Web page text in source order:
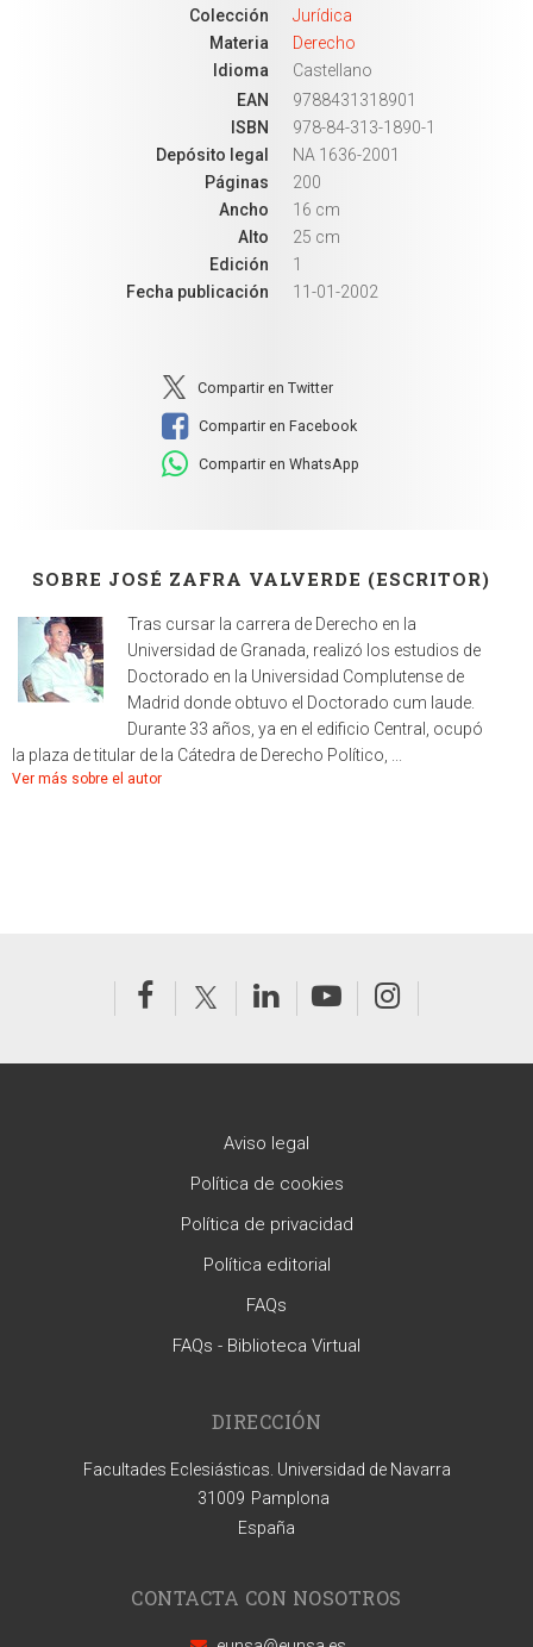
Colección
Jurídica
Materia
Derecho
Idioma
Castellano
EAN
9788431318901
ISBN
978-84-313-1890-1
Depósito legal
NA 1636-2001
Páginas
200
Ancho
16 cm
Alto
25 cm
Edición
1
Fecha publicación
11-01-2002
Compartir en Twitter
Compartir en Facebook
Compartir en WhatsApp
SOBRE JOSÉ ZAFRA VALVERDE (ESCRITOR)
Tras cursar la carrera de Derecho en la
Universidad de Granada, realizó los estudios de
Doctorado en la Universidad Complutense de
Madrid donde obtuvo el Doctorado cum laude.
Durante 33 años, ya en el edificio Central, ocupó
la plaza de titular de la Cátedra de Derecho Político, ...
Ver más sobre el autor
Aviso legal
Política de cookies
Política de privacidad
Política editorial
FAQs
FAQs - Biblioteca Virtual
DIRECCIÓN
Facultades Eclesiásticas. Universidad de Navarra
31009 Pamplona
España
CONTACTA CON NOSOTROS